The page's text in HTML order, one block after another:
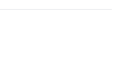
ed in Francia in
l'accoglienza!